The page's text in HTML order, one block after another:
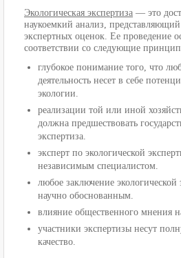
Экологическая экспертиза — это
наукоемкий анализ,
экспертных оценок. Ее проведение
соответствии со следующие
глубокое понимание того, что
деятельность несет в себе
экологии.
реализации той или иной
должна предшествовать
экспертиза.
эксперт по экологической
независимым специалистом.
любое заключение
научно обоснованным.
влияние общественного мнения
участники экспертизы несут
качество.